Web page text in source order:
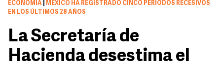
ECONOMÍA
MÉXICO HA REGISTRADO CINCO PERIODOS RECESIVOS
EN LOS ÚLTIMOS 28 AÑOS
La Secretaría de
Hacienda desestima el